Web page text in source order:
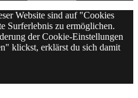
Website sind auf "Cookies
Surferlebnis zu ermöglichen.
der Cookie-Einstellungen
klickst, erklärst du sich damit